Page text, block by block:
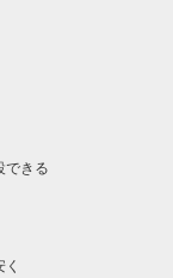
できる